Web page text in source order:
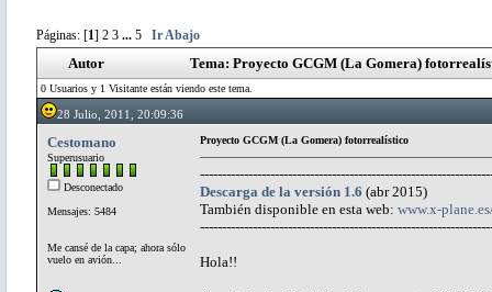
Páginas: [1] 2 3 ... 5 Ir Abajo
Autor Tema: Proyecto GCGM (La Gomera)
0 Usuarios y 1 Visitante están viendo este tema.
28 Julio, 2011, 20:09:36
Cestomano
Superusuario
Desconectado
Mensajes: 5484
Me cansé de la capa; ahora sólo
vuelo en avión...
Proyecto GCGM (La Gomera) fotorrealístico
Descarga de la versión 1.6 (abr 2015)
También disponible en esta web: www.x-
Hola!!